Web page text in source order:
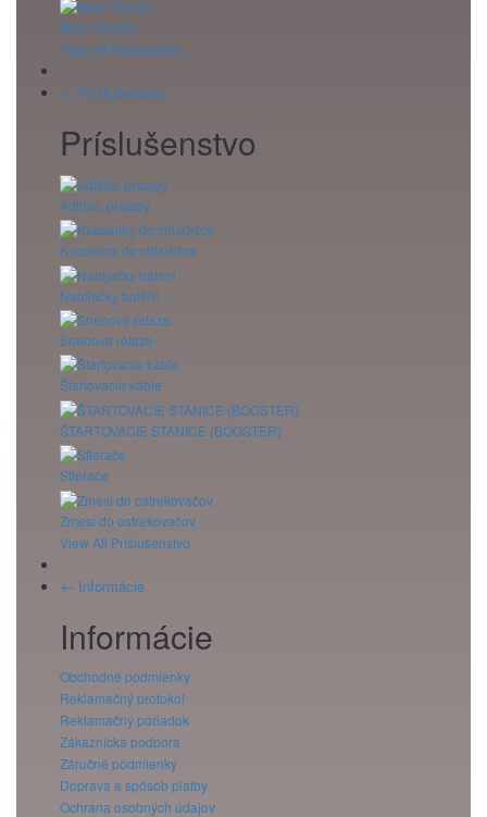
Moto YUASA
View All Motobatérie
+- Príslušenstvo
Príslušenstvo
Aditíva, prísady
Kvapaliny do chladičov
Nabíjačky batérii
Snehove retaze
Štartovacie káble
ŠTARTOVACIE STANICE (BOOSTER)
Stierače
Zmesi do ostrekovačov
View All Príslušenstvo
+- Informácie
Informácie
Obchodné podmienky
Reklamačný protokol
Reklamačný poriadok
Zákaznícka podpora
Záručné podmienky
Doprava a spôsob platby
Ochrana osobných údajov